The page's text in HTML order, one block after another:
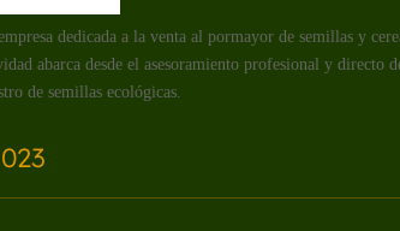
dedicada a la venta al pormayor de semillas y
abarca desde el asesoramiento profesional y directo
de semillas ecológicas.